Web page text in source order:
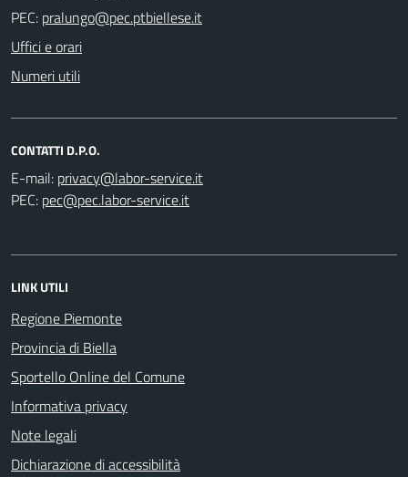
PEC:
Uffici e orari
Numeri utili
CONTATTI D.P.O.
E-mail:
PEC:
LINK UTILI
Regione Piemonte
Provincia di Biella
Sportello Online del Comune
Informativa privacy
Note legali
Dichiarazione di accessibilità